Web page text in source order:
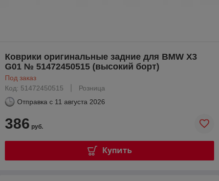
Коврики оригинальные задние для BMW X3
G01 № 51472450515 (высокий борт)
Под заказ
Код: 51472450515
Розница
Отправка с 11 августа 2026
386 руб.
Купить